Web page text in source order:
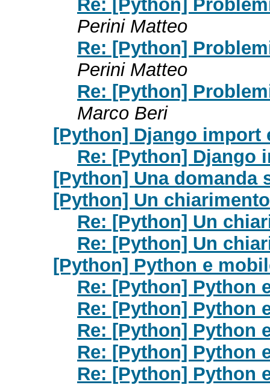
Re: [Python]
Perini Matteo
Re: [Python]
Perini Matteo
Re: [Python]
Marco Beri
[Python] Django import
Re: [Python] Django
[Python] Una domanda
[Python] Un
Re: [Python] Un
Re: [Python] Un
[Python] Python e
Re: [Python] Python
Re: [Python] Python
Re: [Python] Python
Re: [Python] Python
Re: [Python] Python